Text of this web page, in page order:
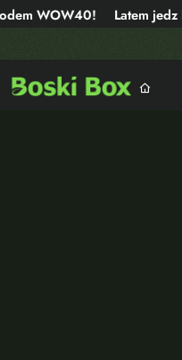
WOW40! Latem jedz